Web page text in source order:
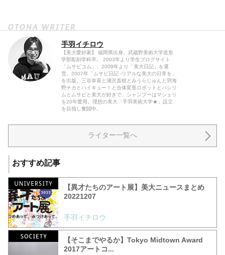
手羽イチロウ
【美大愛好家】 福岡県出身。武蔵野美術大学造形
学部彫刻学科卒。 2003年より学生ブログサイト
「ムサビコム」、2009年より「美大日記」を運
営。2007年「ムサビ日記 -リアルな美大の日常を」
を出版。三谷幸喜と浦沢直樹とみうらじゅんと羽海
野チカとハイキュー！と合体変形ロボットとパシリ
ムとムサビと美大が好きで、シャンプーはマシェリ
を20年愛用。理想の美大「手羽美術大学★」設立
を目指し奮闘中。
ライター一覧へ
おすすめ記事
【異才たちのアート展】美大ニュースまとめ
20221207
手羽イチロウ
【そこまでやるか】Tokyo Midtown Award
2017アートコ...